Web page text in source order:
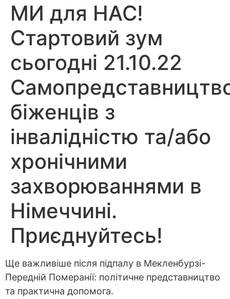
МИ для НАС!
Стартовий зум
сьогодні 21.10.22
біженців з
інвалідністю та/або
хронічними
захворюваннями в
Німеччині.
Приєднуйтесь!
Ще важливіше після підпалу в Мекленбурзі-
Передній Померанії: політичне представництво
та практична допомога.